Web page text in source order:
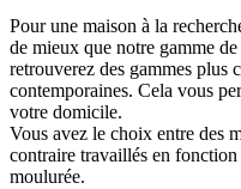
Pour une maison à la
de mieux que notre gamme
retrouverez des gammes plus
contemporaines. Cela vous
votre domicile.
Vous avez le choix entre des
contraire travaillés en
moulurée.